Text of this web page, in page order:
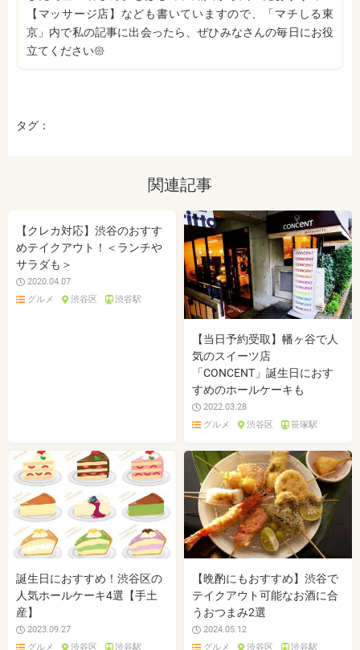
【マッサージ店】なども書いていますので、「マチしる東
京」内で私の記事に出会ったら、ぜひみなさんの毎日にお役
立てください𑁍
タグ：
関連記事
【クレカ対応】渋谷のおすす
めテイクアウト！＜ランチや
サラダも＞
2020.04.07
グルメ
渋谷区 渋谷駅
【当日予約受取】幡ヶ谷で人
気のスイーツ店
「CONCENT」誕生日におす
すめのホールケーキも
2022.03.28
グルメ
渋谷区 笹塚駅
誕生日におすすめ！渋谷区の
人気ホールケーキ4選【手土
産】
2023.09.27
グルメ
渋谷区 渋谷駅
【晩酌にもおすすめ】渋谷で
テイクアウト可能なお酒に合
うおつまみ2選
2024.05.12
グルメ
渋谷区 渋谷駅